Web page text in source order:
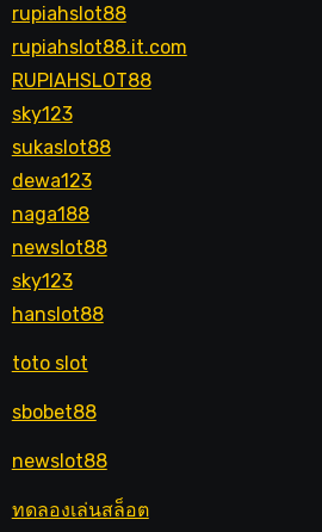
rupiahslot88
rupiahslot88.it.com
RUPIAHSLOT88
sky123
sukaslot88
dewa123
naga188
newslot88
sky123
hanslot88
toto slot
sbobet88
newslot88
ทดลองเล่นสล็อต